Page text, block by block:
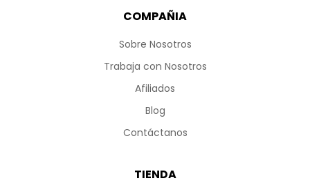
COMPAÑIA
Sobre Nosotros
Trabaja con Nosotros
Afiliados
Blog
Contáctanos
TIENDA